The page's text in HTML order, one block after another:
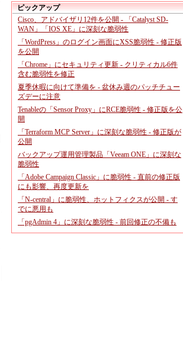
ピックアップ
Cisco、アドバイザリ12件を公開 - 「Catalyst SD-
WAN」「IOS XE」に深刻な脆弱性
「WordPress」のログイン画面にXSS脆弱性 - 修正版
を公開
「Chrome」にセキュリティ更新 - クリティカル6件
含む脆弱性を修正
夏季休暇に向けて準備を - 盆休み週のパッチチュー
ズデーに注意
Tenableの「Sensor Proxy」にRCE脆弱性 - 修正版を公
開
「Terraform MCP Server」に深刻な脆弱性 - 修正版が
公開
バックアップ運用管理製品「Veeam ONE」に深刻な
脆弱性
「Adobe Campaign Classic」に脆弱性 - 直前の修正版
にも影響、再度更新を
「N-central」に脆弱性、ホットフィクスが公開 - す
でに悪用も
「pgAdmin 4」に深刻な脆弱性 - 前回修正の不備も